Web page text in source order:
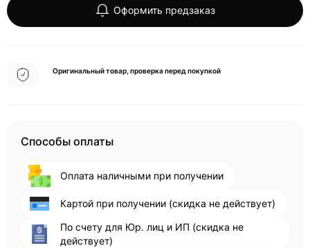
Оформить предзаказ
Оригинальный товар, проверка перед покупкой
Способы оплаты
Оплата наличными при получении
Картой при получении (скидка не действует)
По счету для Юр. лиц и ИП (скидка не
действует)